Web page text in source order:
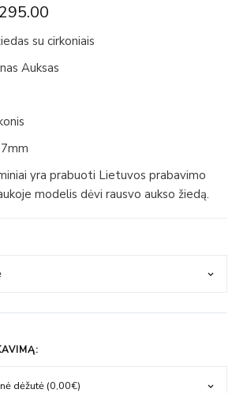
295.00
su cirkoniais
Auksas
yra prabuoti Lietuvos prabavimo
modelis dėvi rausvo aukso žiedą.